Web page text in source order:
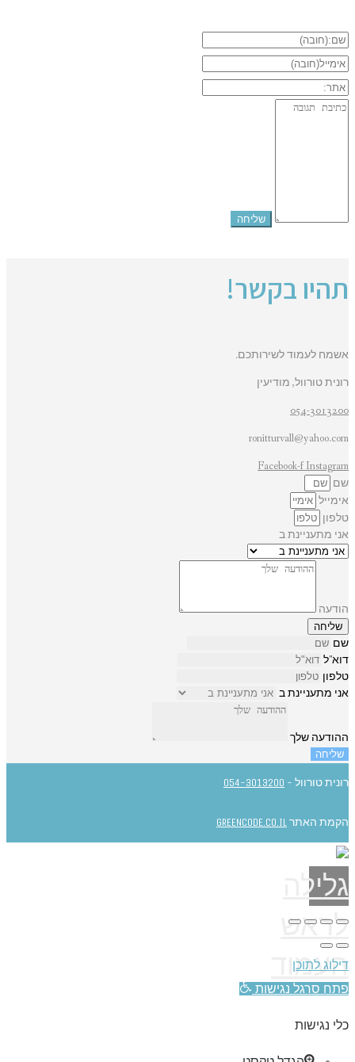
תהיו בקשר!
אשמח לעמוד לשירותכם.
רונית טורוול, מודיעין
054-3013200
ronitturvall@yahoo.com
Facebook-f Instagram
שם
אימייל
טלפון
אני מתעניינת ב
הודעה
שליחה
שם
דוא"ל
טלפון
אני מתעניינת ב
ההודעה שלך
שליחה
רונית טורוול - 054-3013200
הקמת האתרGREENCODE.CO.IL
גלילה
לראש
העמוד
דילוג לתוכן
פתח סרגל נגישות
כלי נגישות